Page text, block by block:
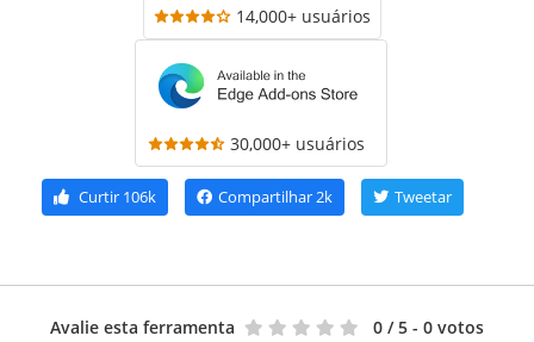
14,000+ usuários
30,000+ usuários
Curtir 106k Compartilhar2k Tweetar
Avalie esta ferramenta 0 / 5 - 0 votos